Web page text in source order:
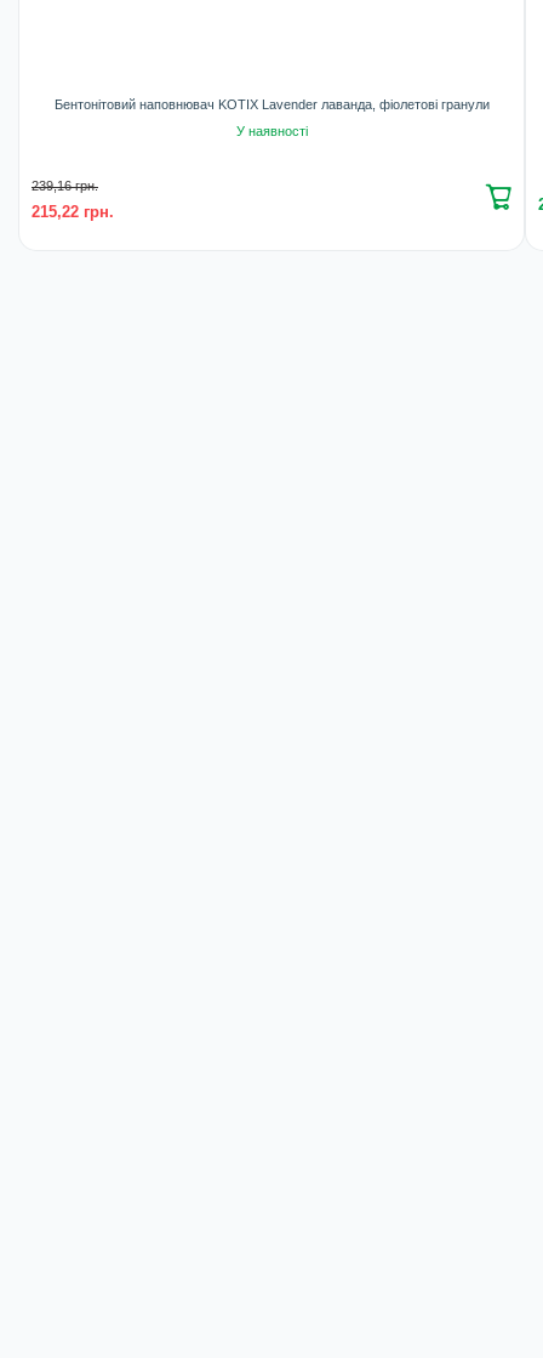
Бентонітовий наповнювач KOTIX Lavender лаванда, фіолетові гранули
У наявності
239,16 грн.
215,22 грн.